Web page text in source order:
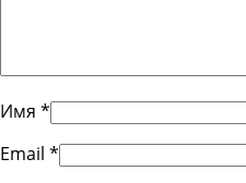
Имя *
Email *